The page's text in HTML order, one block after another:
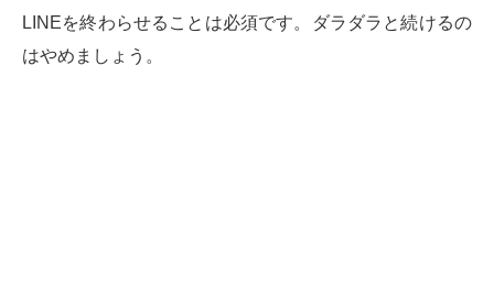
LINEを終わらせることは必須です。ダラダラと続けるの
はやめましょう。